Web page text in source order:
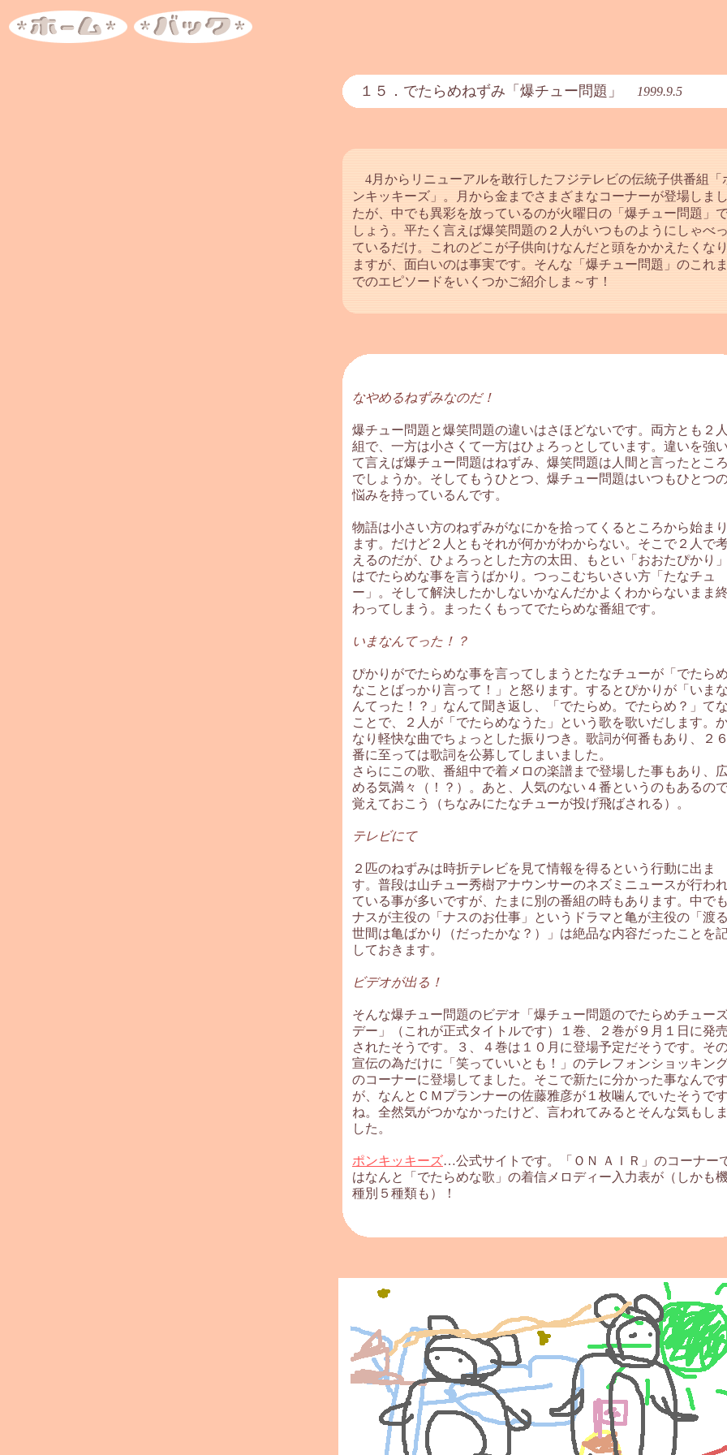
１５．でたらめねずみ「爆チュー問題」 1999.9.5
4月からリニューアルを敢行したフジテレビの伝統子供番組「
ンキッキーズ」。月から金までさまざまなコーナーが登場しまし
たが、中でも異彩を放っているのが火曜日の「爆チュー問題」
しょう。平たく言えば爆笑問題の２人がいつものようにしゃべっ
ているだけ。これのどこが子供向けなんだと頭をかかえたくなり
ますが、面白いのは事実です。そんな「爆チュー問題」のこれま
でのエピソードをいくつかご紹介しま～す！
なやめるねずみなのだ！
爆チュー問題と爆笑問題の違いはさほどないです。両方とも２人
組で、一方は小さくて一方はひょろっとしています。違いを強い
て言えば爆チュー問題はねずみ、爆笑問題は人間と言ったところ
でしょうか。そしてもうひとつ、爆チュー問題はいつもひとつ
悩みを持っているんです。
物語は小さい方のねずみがなにかを拾ってくるところから始まり
ます。だけど２人ともそれが何かがわからない。そこで２人で
えるのだが、ひょろっとした方の太田、もとい「おおたぴかり」
はでたらめな事を言うばかり。つっこむちいさい方「たなチュ
ー」。そして解決したかしないかなんだかよくわからないまま終
わってしまう。まったくもってでたらめな番組です。
いまなんてった！？
ぴかりがでたらめな事を言ってしまうとたなチューが「でたらめ
なことばっかり言って！」と怒ります。するとぴかりが「いまな
んてった！？」なんて聞き返し、「でたらめ。でたらめ？」てな
ことで、２人が「でたらめなうた」という歌を歌いだします。
なり軽快な曲でちょっとした振りつき。歌詞が何番もあり、２６
番に至っては歌詞を公募してしまいました。
さらにこの歌、番組中で着メロの楽譜まで登場した事もあり、
める気満々（！？）。あと、人気のない４番というのもあるの
覚えておこう（ちなみにたなチューが投げ飛ばされる）。
テレビにて
２匹のねずみは時折テレビを見て情報を得るという行動に出ま
す。普段は山チュー秀樹アナウンサーのネズミニュースが行わ
ている事が多いですが、たまに別の番組の時もあります。中でも
ナスが主役の「ナスのお仕事」というドラマと亀が主役の「渡る
世間は亀ばかり（だったかな？）」は絶品な内容だったことを
しておきます。
ビデオが出る！
そんな爆チュー問題のビデオ「爆チュー問題のでたらめチュー
デー」（これが正式タイトルです）１巻、２巻が９月１日に発売
されたそうです。３、４巻は１０月に登場予定だそうです。そ
宣伝の為だけに「笑っていいとも！」のテレフォンショッキン
のコーナーに登場してました。そこで新たに分かった事なんです
が、なんとＣＭプランナーの佐藤雅彦が１枚噛んでいたそうです
ね。全然気がつかなかったけど、言われてみるとそんな気もしま
した。
ポンキッキーズ…公式サイトです。「ＯＮ ＡＩＲ」のコーナー
はなんと「でたらめな歌」の着信メロディー入力表が（しかも
種別５種類も）！